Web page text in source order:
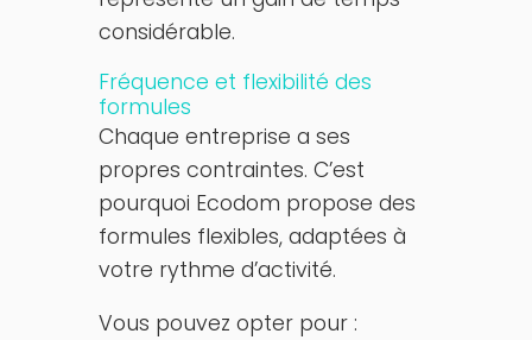
considérable.
Fréquence et flexibilité des
formules
Chaque entreprise a ses
propres contraintes. C’est
pourquoi Ecodom propose des
formules flexibles, adaptées à
votre rythme d’activité.
Vous pouvez opter pour :